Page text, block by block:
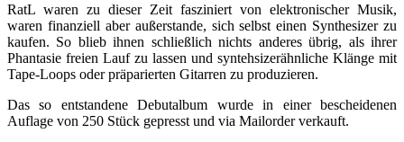
RatL waren zu dieser Zeit fasziniert von elektronischer Musik,
waren finanziell aber außerstande, sich selbst einen Synthesizer zu
kaufen. So blieb ihnen schließlich nichts anderes übrig, als ihrer
Phantasie freien Lauf zu lassen und syntehsizerähnliche Klänge mit
Tape-Loops oder präparierten Gitarren zu produzieren.
Das so entstandene Debutalbum wurde in einer bescheidenen
Auflage von 250 Stück gepresst und via Mailorder verkauft.